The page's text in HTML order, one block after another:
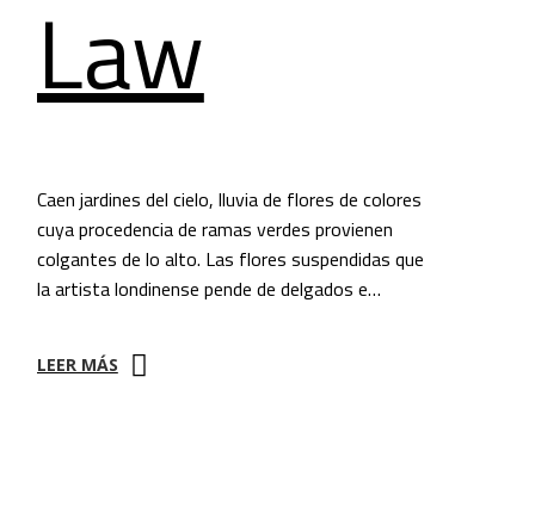
Law
Caen jardines del cielo, lluvia de flores de colores
cuya procedencia de ramas verdes provienen
colgantes de lo alto. Las flores suspendidas que
la artista londinense pende de delgados e…
LEER MÁS